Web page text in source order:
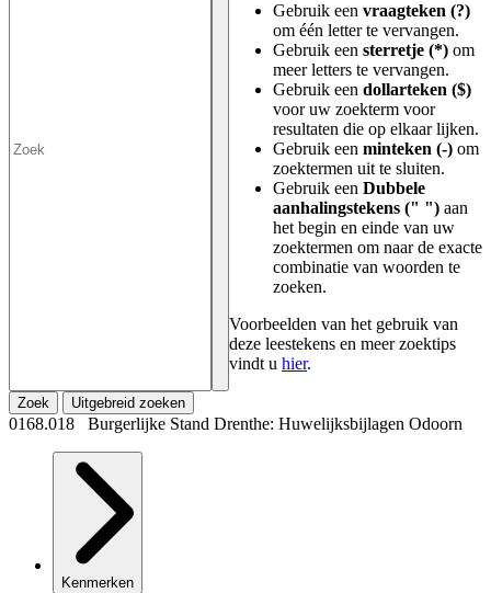
Gebruik een vraagteken (?)
om één letter te vervangen.
Gebruik een sterretje (*) om
meer letters te vervangen.
Gebruik een dollarteken ($)
voor uw zoekterm voor
resultaten die op elkaar lijken.
Gebruik een minteken (-) om
zoektermen uit te sluiten.
Gebruik een Dubbele
aanhalingstekens (" ") aan
het begin en einde van uw
zoektermen om naar de exacte
combinatie van woorden te
zoeken.
Voorbeelden van het gebruik van
deze leestekens en meer zoektips
vindt u hier.
Zoek Uitgebreid zoeken
0168.018 Burgerlijke Stand Drenthe: Huwelijksbijlagen Odoorn
Kenmerken